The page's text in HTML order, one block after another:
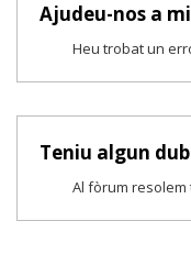
Ajudeu-nos a
Heu trobat un
Teniu algun
Al fòrum